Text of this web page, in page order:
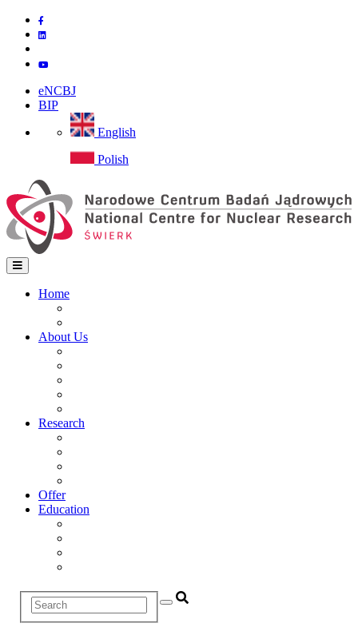
Skip
main
content
eNCBJ
BIP
English
Polish
navigation
Home
About Us
Research
Offer
Education
Search